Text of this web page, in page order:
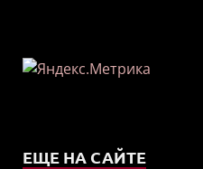
ЕЩЕ НА САЙТЕ